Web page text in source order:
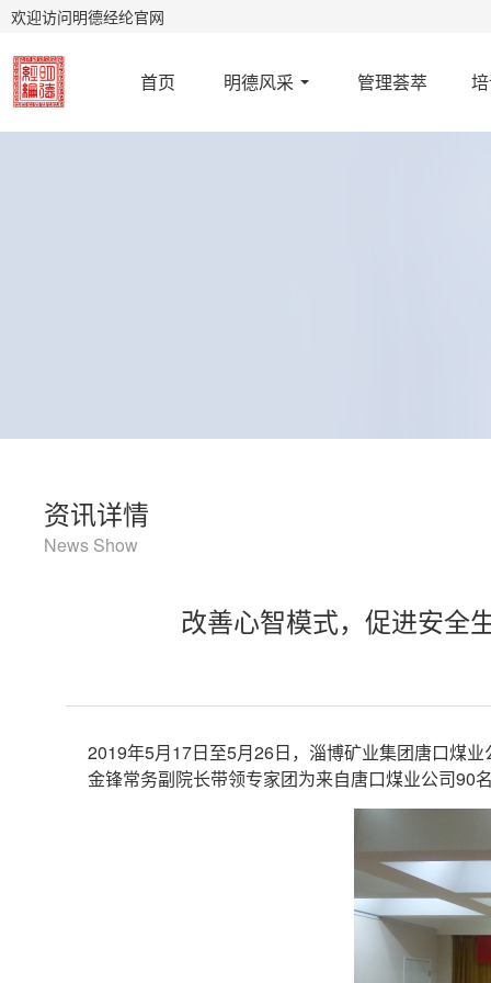
欢迎访问明德经纶官网
首页 明德风采 管理荟萃
资讯详情
News Show
改善心智模式，促进安
2019年5月17日至5月26日，淄博矿业集团唐口煤
金锋常务副院长带领专家团为来自唐口煤业公司90